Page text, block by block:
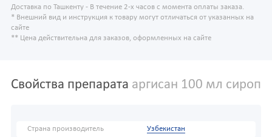
Доставка по Ташкенту - В течение 2-х часов с момента оплаты заказа.
* Внешний вид и инструкция к товару могут отличаться от указанных на
сайте
** Цена действительна для заказов, оформленных на сайте
Свойства препарата аргисан 100 мл сироп
Страна производитель Узбекистан